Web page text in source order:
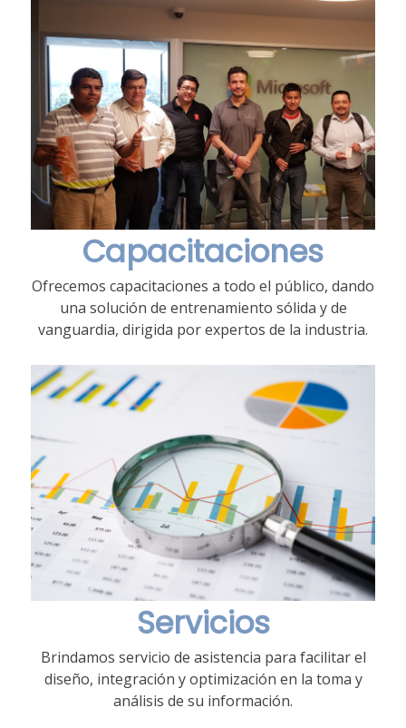
Capacitaciones
Ofrecemos capacitaciones a todo el público, dando
una solución de entrenamiento sólida y de
vanguardia, dirigida por expertos de la industria.
Servicios
Brindamos servicio de asistencia para facilitar el
diseño, integración y optimización en la toma y
análisis de su información.